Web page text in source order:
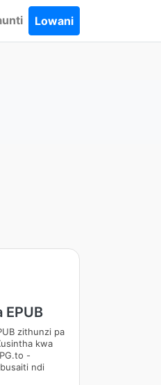
Lowani
EPUB
zithunzi pa
kwa
-
ndi